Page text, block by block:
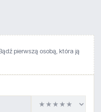
pierwszą osobą, która ją